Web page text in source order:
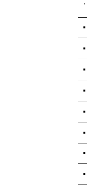
･
■
■
■
■
■
■
■
■